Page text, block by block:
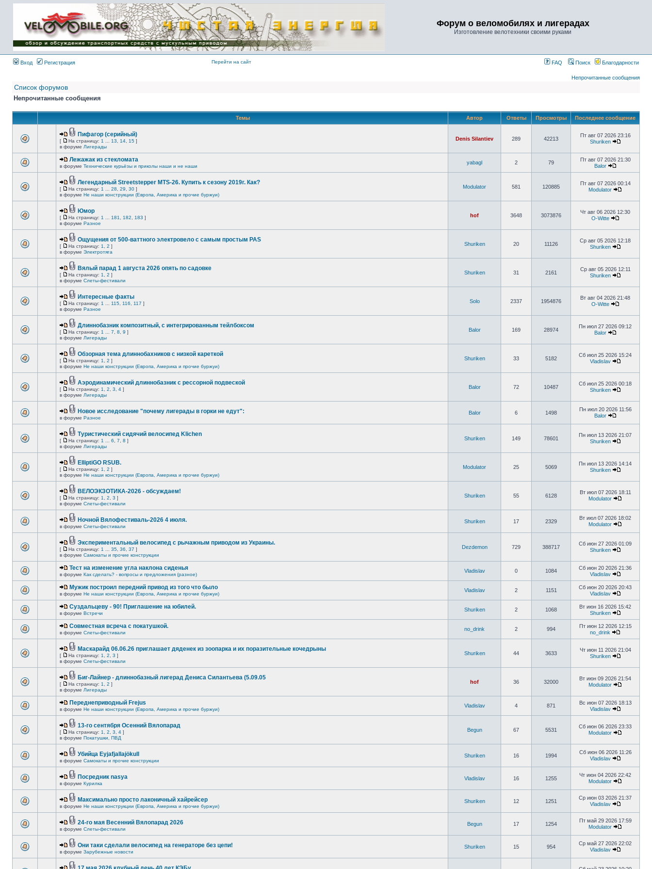
Имя пользователя:
Пароль:
{ LOG_ME_IN_SHORT
}
Форум о веломобилях и лигерадах
Изготовление велотехники своими руками
Вход Регистрация Перейти на сайт FAQ Поиск Благодарности
Непрочитанные сообщения
Список форумов
Непрочитанные сообщения
Темы Автор Ответы Просмотры Последнее сообщение
Пифагор (серийный)
[ На страницу: 1 13 14 15 ]
в форуме Лигерады
Denis Silantiev 289 42213
Пт авг 07 2026 23:16
Shuriken
Лежажак из стекломата
в форуме Технические курьёзы и приколы наши и не наши
yabagl 2 79
Пт авг 07 2026 21:30
Balor
Легендарный Streetstepper MTS-26. Купить к сезону 2019г. Как?
[ На страницу: 1 28 29 30 ]
в форуме Не наши конструкции (Европа, Америка и прочие буржуи)
Modulator 581 120885
Пт авг 07 2026 00:14
Modulator
Юмор
[ На страницу: 1 181 182 183 ]
в форуме Разное
hof 3648 3073876
Чт авг 06 2026 12:30
O-Witte
Ощущения от 500-ваттного электровело с самым простым PAS
[ На страницу: 1 2 ]
в форуме Электротяга
Shuriken 20 11126
Ср авг 05 2026 12:18
Shuriken
Вялый парад 1 августа 2026 опять по садовке
[ На страницу: 1 2 ]
в форуме Слеты-фестивали
Shuriken 31 2161
Ср авг 05 2026 12:11
Shuriken
Интересные факты
[ На страницу: 1 115 116 117 ]
в форуме Разное
Solo 2337 1954876
Вт авг 04 2026 21:48
O-Witte
Длиннобазник композитный, с интегрированным тейлбоксом
[ На страницу: 1 7 8 9 ]
в форуме Лигерады
Balor 169 28974
Пн июл 27 2026 09:12
Balor
Обзорная тема длиннобахников с низкой кареткой
[ На страницу: 1 2 ]
в форуме Не наши конструкции (Европа, Америка и прочие буржуи)
Shuriken 33 5182
Сб июл 25 2026 15:24
Vladislav
Аэродинамический длиннобазник с рессорной подвеской
[ На страницу: 1 2 3 4 ]
в форуме Лигерады
Balor 72 10487
Сб июл 25 2026 00:18
Shuriken
Новое исследование "почему лигерады в горки не едут":
в форуме Разное
Balor 6 1498
Пн июл 20 2026 11:56
Balor
Туристический сидячий велосипед Klichen
[ На страницу: 1 6 7 8 ]
в форуме Лигерады
Shuriken 149 78601
Пн июл 13 2026 21:07
Shuriken
ElliptiGO RSUB.
[ На страницу: 1 2 ]
в форуме Не наши конструкции (Европа, Америка и прочие буржуи)
Modulator 25 5069
Пн июл 13 2026 14:14
Shuriken
ВЕЛОЭКЗОТИКА-2026 - обсуждаем!
[ На страницу: 1 2 3 ]
в форуме Слеты-фестивали
Shuriken 55 6128
Вт июл 07 2026 18:11
Modulator
Ночной Вялофестиваль-2026 4 июля.
в форуме Слеты-фестивали
Shuriken 17 2329
Вт июл 07 2026 18:02
Modulator
Экспериментальный велосипед с рычажным приводом из Украины.
[ На страницу: 1 35 36 37 ]
в форуме Самокаты и прочие конструкции
Dezdemon 729 388717
Сб июн 27 2026 01:09
Shuriken
Тест на изменение угла наклона сиденья
в форуме Как сделать? - вопросы и предложения (разное)
Vladislav 0 1084
Сб июн 20 2026 21:36
Vladislav
Мужик построил передний привод из того что было
в форуме Не наши конструкции (Европа, Америка и прочие буржуи)
Vladislav 2 1151
Сб июн 20 2026 20:43
Vladislav
Суздальцеву - 90! Приглашение на юбилей.
в форуме Встречи
Shuriken 2 1068
Вт июн 16 2026 15:42
Shuriken
Совместная всреча с покатушкой.
в форуме Слеты-фестивали
no_drink 2 994
Пт июн 12 2026 12:15
no_drink
Маскарайд 06.06.26 приглашает дяденек из зоопарка и их поразительные кочедрыны
[ На страницу: 1 2 3 ]
в форуме Слеты-фестивали
Shuriken 44 3633
Чт июн 11 2026 21:04
Shuriken
Биг-Лайнер - длиннобазный лигерад Дениса Силантьева (5.09.05
[ На страницу: 1 2 ]
в форуме Лигерады
hof 36 32000
Вт июн 09 2026 21:54
Modulator
Переднеприводный Frejus
в форуме Не наши конструкции (Европа, Америка и прочие буржуи)
Vladislav 4 871
Вс июн 07 2026 18:13
Vladislav
13-го сентября Осенний Вялопарад
[ На страницу: 1 2 3 4 ]
в форуме Покатушки, ПВД
Begun 67 5531
Сб июн 06 2026 23:33
Modulator
Убийца Eyjafjallajökull
в форуме Самокаты и прочие конструкции
Shuriken 16 1994
Сб июн 06 2026 11:26
Vladislav
Посредник nasya
в форуме Курилка
Vladislav 16 1255
Чт июн 04 2026 22:42
Modulator
Максимально просто лаконичный хайрейсер
в форуме Не наши конструкции (Европа, Америка и прочие буржуи)
Shuriken 12 1251
Ср июн 03 2026 21:37
Vladislav
24-го мая Весенний Вялопарад 2026
в форуме Слеты-фестивали
Begun 17 1254
Пт май 29 2026 17:59
Modulator
Они таки сделали велосипед на генераторе без цепи!
в форуме Зарубежные новости
Shuriken 15 954
Ср май 27 2026 22:02
Vladislav